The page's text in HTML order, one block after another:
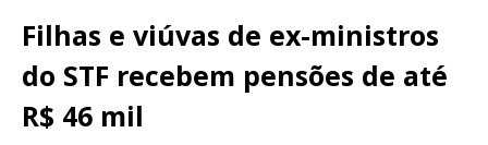
Filhas e viúvas de ex-ministros
do STF recebem pensões de até
R$ 46 mil